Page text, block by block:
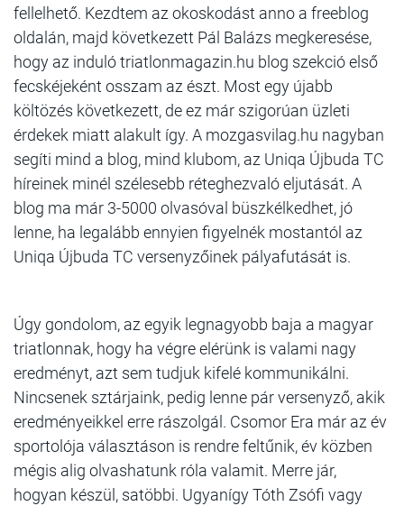
fellelhető. Kezdtem az okoskodást anno a freeblog
oldalán, majd következett Pál Balázs megkeresése,
hogy az induló triatlonmagazin.hu blog szekció első
fecskéjeként osszam az észt. Most egy újabb
költözés következett, de ez már szigorúan üzleti
érdekek miatt alakult így. A mozgasvilag.hu nagyban
segíti mind a blog, mind klubom, az Uniqa Újbuda TC
híreinek minél szélesebb réteghezvaló eljutását. A
blog ma már 3-5000 olvasóval büszkélkedhet, jó
lenne, ha legalább ennyien figyelnék mostantól az
Uniqa Újbuda TC versenyzőinek pályafutását is.
Úgy gondolom, az egyik legnagyobb baja a magyar
triatlonnak, hogy ha végre elérünk is valami nagy
eredményt, azt sem tudjuk kifelé kommunikálni.
Nincsenek sztárjaink, pedig lenne pár versenyző, akik
eredményeikkel erre rászolgál. Csomor Era már az év
sportolója választáson is rendre feltűnik, év közben
mégis alig olvashatunk róla valamit. Merre jár,
hogyan készül, satöbbi. Ugyanígy Tóth Zsófi vagy